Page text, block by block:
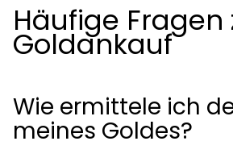
Häufige Fragen
Goldankauf
Wie ermittele ich
meines Goldes?